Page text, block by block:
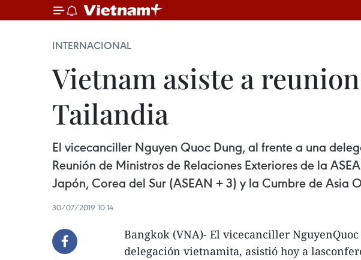
INTERNACIONAL
Vietnam asiste a
Tailandia
El vicecanciller Nguyen Quoc Dung, al frente a una
Reunión de Ministros de Relaciones Exteriores de la
Japón, Corea del Sur (ASEAN + 3) y la Cumbre de Asia
30/07/2019 10:14
Bangkok (VNA)- El vicecanciller
delegación vietnamita, asistió hoy a